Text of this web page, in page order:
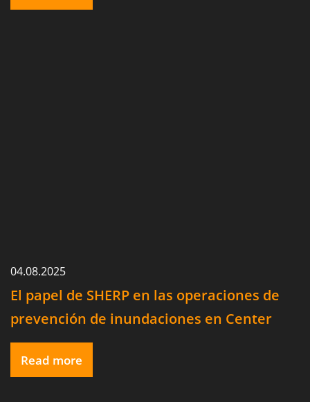
04.08.2025
El papel de SHERP en las operaciones de
prevención de inundaciones en Center
Point, Texas.
Read more